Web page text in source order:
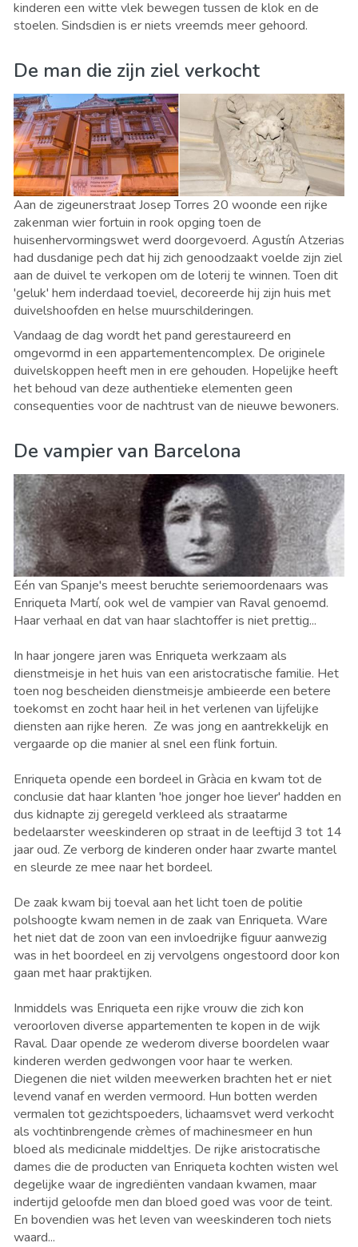
kinderen een witte vlek bewegen tussen de klok en de
stoelen. Sindsdien is er niets vreemds meer gehoord.
De man die zijn ziel verkocht
Aan de zigeunerstraat Josep Torres 20 woonde een rijke
zakenman wier fortuin in rook opging toen de
huisenhervormingswet werd doorgevoerd. Agustín Atzerias
had dusdanige pech dat hij zich genoodzaakt voelde zijn ziel
aan de duivel te verkopen om de loterij te winnen. Toen dit
'geluk' hem inderdaad toeviel, decoreerde hij zijn huis met
duivelshoofden en helse muurschilderingen.
Vandaag de dag wordt het pand gerestaureerd en
omgevormd in een appartementencomplex. De originele
duivelskoppen heeft men in ere gehouden. Hopelijke heeft
het behoud van deze authentieke elementen geen
consequenties voor de nachtrust van de nieuwe bewoners.
De vampier van Barcelona
Eén van Spanje's meest beruchte seriemoordenaars was
Enriqueta Martí, ook wel de vampier van Raval genoemd.
Haar verhaal en dat van haar slachtoffer is niet prettig...
In haar jongere jaren was Enriqueta werkzaam als
dienstmeisje in het huis van een aristocratische familie. Het
toen nog bescheiden dienstmeisje ambieerde een betere
toekomst en zocht haar heil in het verlenen van lijfelijke
diensten aan rijke heren. Ze was jong en aantrekkelijk en
vergaarde op die manier al snel een flink fortuin.
Enriqueta opende een bordeel in Gràcia en kwam tot de
conclusie dat haar klanten 'hoe jonger hoe liever' hadden en
dus kidnapte zij geregeld verkleed als straatarme
bedelaarster weeskinderen op straat in de leeftijd 3 tot 14
jaar oud. Ze verborg de kinderen onder haar zwarte mantel
en sleurde ze mee naar het bordeel.
De zaak kwam bij toeval aan het licht toen de politie
polshoogte kwam nemen in de zaak van Enriqueta. Ware
het niet dat de zoon van een invloedrijke figuur aanwezig
was in het boordeel en zij vervolgens ongestoord door kon
gaan met haar praktijken.
Inmiddels was Enriqueta een rijke vrouw die zich kon
veroorloven diverse appartementen te kopen in de wijk
Raval. Daar opende ze wederom diverse boordelen waar
kinderen werden gedwongen voor haar te werken.
Diegenen die niet wilden meewerken brachten het er niet
levend vanaf en werden vermoord. Hun botten werden
vermalen tot gezichtspoeders, lichaamsvet werd verkocht
als vochtinbrengende crèmes of machinesmeer en hun
bloed als medicinale middeltjes. De rijke aristocratische
dames die de producten van Enriqueta kochten wisten wel
degelijke waar de ingrediënten vandaan kwamen, maar
indertijd geloofde men dan bloed goed was voor de teint.
En bovendien was het leven van weeskinderen toch niets
waard...